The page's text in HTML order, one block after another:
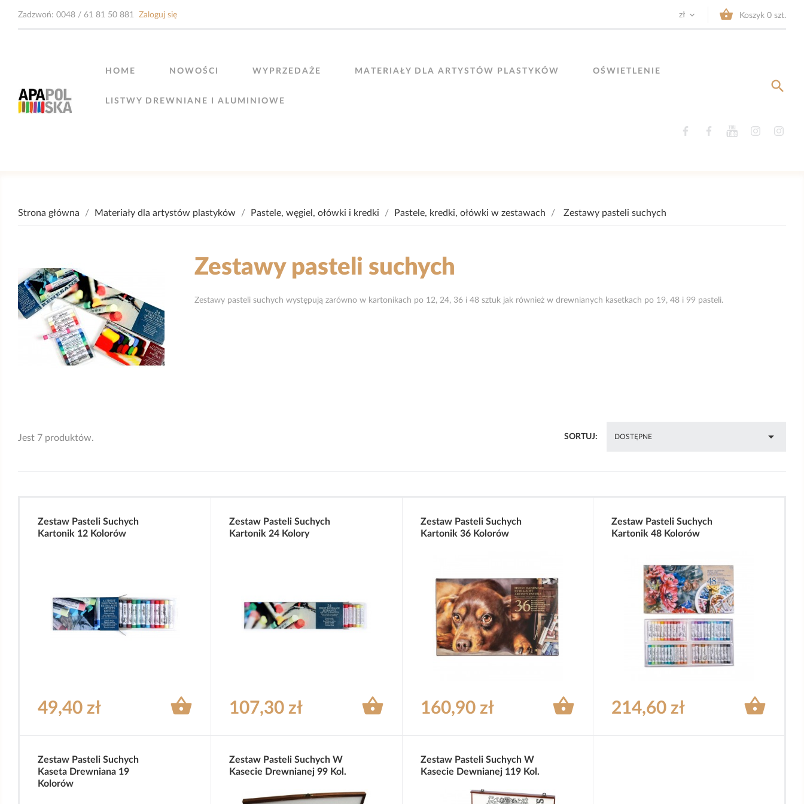
Zadzwoń: 0048 / 61 81 50 881 Zaloguj się zł   Koszyk 0 szt.
FacebookFacebookYouTubeInstagram
HOME NOWOŚCI WYPRZEDAŻE MATERIAŁY DLA ARTYSTÓW PLASTYKÓW OŚWIETLENIE
LISTWY DREWNIANE I ALUMINIOWE

Strona główna Materiały dla artystów plastyków Pastele, węgiel, ołówki i kredki Pastele, kredki, ołówki w zestawach Zestawy pasteli suchych
Zestawy pasteli suchych
Zestawy pasteli suchych występują zarówno w kartonikach po 12, 24, 36 i 48 sztuk jak również w drewnianych kasetkach po 19, 48 i 99 pasteli.
Jest 7 produktów. SORTUJ: DOSTĘPNE 
Zestaw Pasteli Suchych
Kartonik 12 Kolorów
49,40 zł 
Zestaw Pasteli Suchych
Kartonik 24 Kolory
107,30 zł 
Zestaw Pasteli Suchych
Kartonik 36 Kolorów
160,90 zł 
Zestaw Pasteli Suchych
Kartonik 48 Kolorów
214,60 zł 
Zestaw Pasteli Suchych
Kaseta Drewniana 19
Kolorów
Zestaw Pasteli Suchych W
Kasecie Drewnianej 99 Kol.
Zestaw Pasteli Suchych W
Kasecie Dewnianej 119 Kol.